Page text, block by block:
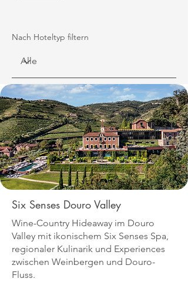
Nach Hoteltyp filtern
Six Senses Douro Valley
Wine-Country Hideaway im Douro
Valley mit ikonischem Six Senses Spa,
regionaler Kulinarik und Experiences
zwischen Weinbergen und Douro-
Fluss.